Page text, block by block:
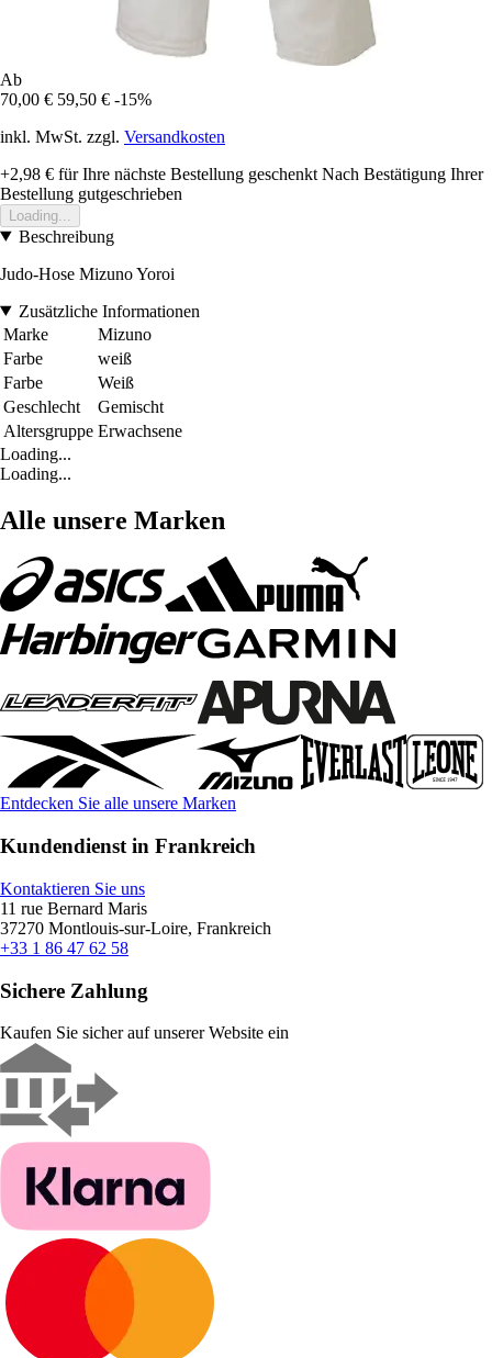
Ab
70,00 € 59,50 € -15%
inkl. MwSt. zzgl. Versandkosten
+2,98 € für Ihre nächste Bestellung geschenkt Nach Bestätigung Ihrer
Bestellung gutgeschrieben
Loading...
Beschreibung
Judo-Hose Mizuno Yoroi
Zusätzliche Informationen
Marke
Mizuno
Farbe
weiß
Farbe
Weiß
Geschlecht
Gemischt
Altersgruppe Erwachsene
Loading...
Loading...
Alle unsere Marken
Entdecken Sie alle unsere Marken
Kundendienst in Frankreich
Kontaktieren Sie uns
11 rue Bernard Maris
37270 Montlouis-sur-Loire, Frankreich
+33 1 86 47 62 58
Sichere Zahlung
Kaufen Sie sicher auf unserer Website ein